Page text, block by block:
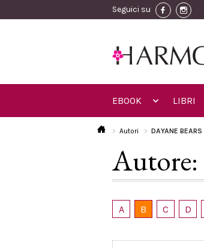
Seguici su
EBOOK LIBRI
Autori DAYANE BEARS
Autore:
A B C D